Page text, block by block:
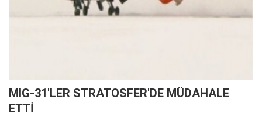
MIG-31'LER STRATOSFER'DE MÜDAHALE
ETTİ